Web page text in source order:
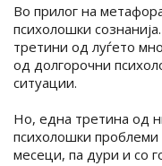
Во прилог на
психолошки
третини од луѓето
од долгорочни
ситуации.
Но, една третина од
психолошки
месеци, па дури и со